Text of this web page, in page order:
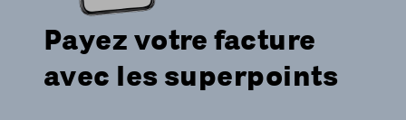
Payez votre facture
avec les superpoints